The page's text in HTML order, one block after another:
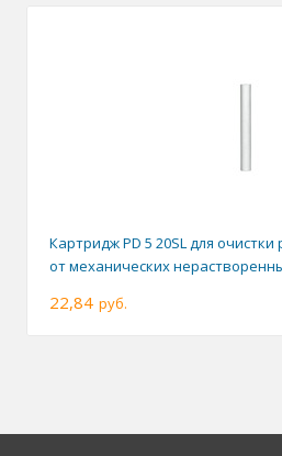
Картридж PD 5 20SL для
от механических
22,84 руб.